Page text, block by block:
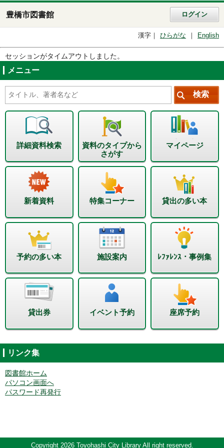
豊橋市図書館 ログイン
漢字 ひらがな English
セッションがタイムアウトしました。
メニュー
詳細資料検索
資料のタイプから
さがす
マイページ
新着資料 特集コーナー 貸出の多い本
予約の多い本 施設案内 ﾚﾌｧﾚﾝｽ・事例集
貸出券 イベント予約 座席予約
リンク集
図書館ホーム
パソコン画面へ
パスワード再発行
Copyright 2026 Toyohashi City Library All right reserved.